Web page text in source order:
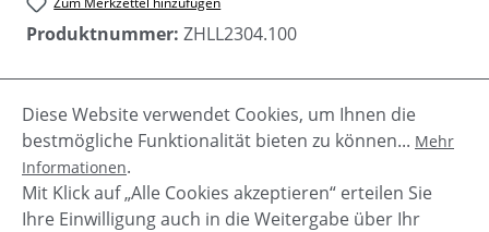
Produktnummer: ZHLL2304.100
Beschreibung
Der Mantel ISI Max von Zhrill beeindruckt total!Tolle
Details wie das Zhrill Logo auf dem Innenfutter, der
Kaputze, an den M…Mehr
Diese Website verwendet Cookies, um Ihnen die
bestmögliche Funktionalität bieten zu können... Mehr
Informationen.
Mit Klick auf „Alle Cookies akzeptieren“ erteilen Sie
Ihre Einwilligung auch in die Weitergabe über Ihr